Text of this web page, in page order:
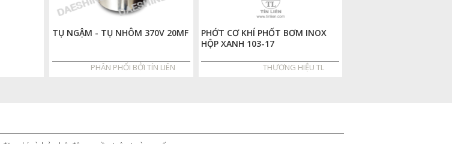
TỤ NGẬM - TỤ NHÔM 370V 20MF
PHÂN PHỐI BỞI TÍN LIÊN
PHỚT CƠ KHÍ PHỐT BƠM INOX
HỘP XANH 103-17
THƯƠNG HIỆU TL